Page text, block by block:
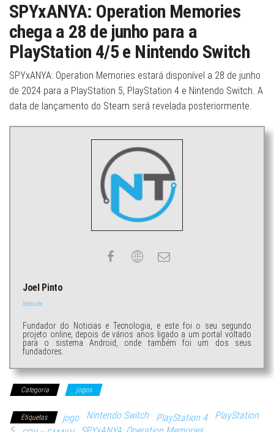
SPYxANYA: Operation Memories
chega a 28 de junho para a
PlayStation 4/5 e Nintendo Switch
SPYxANYA: Operation Memories estará disponível a 28 de junho
de 2024 para a PlayStation 5, PlayStation 4 e Nintendo Switch. A
data de lançamento do Steam será revelada posteriormente.
Joel Pinto
Website
Fundador do Noticias e Tecnologia, e este foi o seu segundo
projeto online, depois de vários anos ligado a um portal voltado
para o sistema Android, onde também foi um dos seus
fundadores.
Categoria jogos
Etiquetas jogo Nintendo Switch PlayStation 4
PlayStation